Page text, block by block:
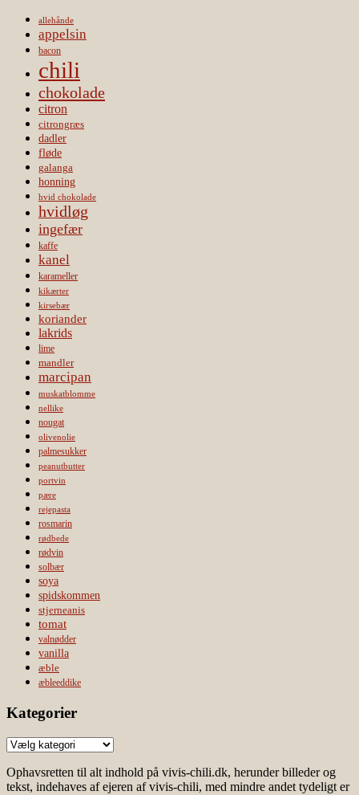
allehånde
appelsin
bacon
chili
chokolade
citron
citrongræs
dadler
fløde
galanga
honning
hvid chokolade
hvidløg
ingefær
kaffe
kanel
karameller
kikærter
kirsebær
koriander
lakrids
lime
mandler
marcipan
muskatblomme
nellike
nougat
olivenolie
palmesukker
peanutbutter
portvin
pære
rejepasta
rosmarin
rødbede
rødvin
solbær
soya
spidskommen
stjerneanis
tomat
valnødder
vanilla
æble
æbleeddike
Kategorier
Kategorier
Ophavsretten til alt indhold på vivis-chili.dk, herunder billeder og
tekst, indehaves af ejeren af vivis-chili, med mindre andet tydeligt er